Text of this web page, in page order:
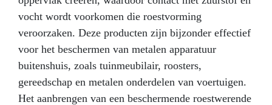
hars tafels en houtbewerking in het algemeen)
Decoratief (schilderijen, vloeren en artistieke
coatings) Impregneren van technische stoffen
(glasvezelreparatie, beschermende coatings)
Vertrouw op de kwaliteit en begin vandaag nog
je creatieve reis met Resin Pro: voeg het nu toe
aan je winkelwagen!
vocht wordt voorkomen die roestvorming
veroorzaken. Deze producten zijn bijzonder effectief
voor het beschermen van metalen apparatuur
buitenshuis, zoals tuinmeubilair, roosters,
gereedschap en metalen onderdelen van voertuigen.
Het aanbrengen van een beschermende roestwerende